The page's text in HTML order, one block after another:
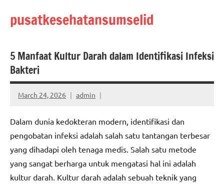
pusatkesehatansumselid
5 Manfaat Kultur Darah dalam Identifikasi Infeksi
Bakteri
March 24, 2026 admin
Dalam dunia kedokteran modern, identifikasi dan
pengobatan infeksi adalah salah satu tantangan terbesar
yang dihadapi oleh tenaga medis. Salah satu metode
yang sangat berharga untuk mengatasi hal ini adalah
kultur darah. Kultur darah adalah sebuah teknik yang